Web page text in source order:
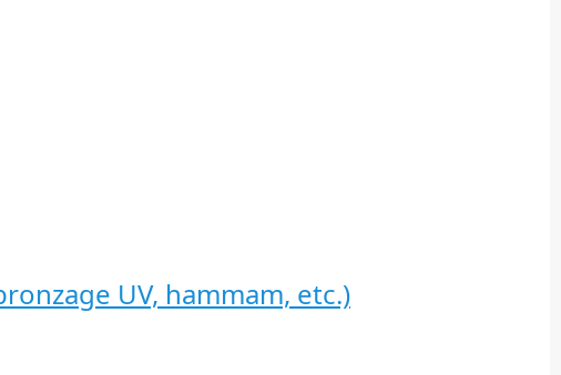
UV, hammam, etc.)